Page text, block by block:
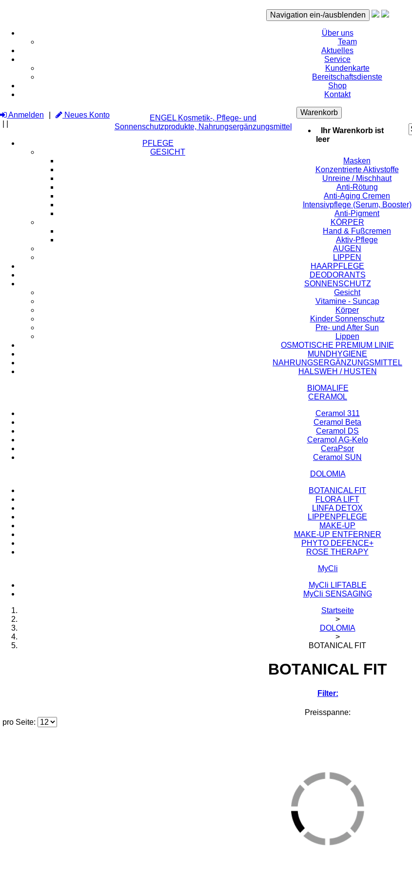
Navigation ein-/ausblenden
Über uns
Team
Aktuelles
Service
Kundenkarte
Bereitschaftsdienste
Shop
Kontakt
Anmelden
Neues Konto
Warenkorb
Ihr Warenkorb ist
leer
ENGEL Kosmetik-, Pflege- und
Sonnenschutzprodukte, Nahrungsergänzungsmittel
PFLEGE
GESICHT
Masken
Konzentrierte Aktivstoffe
Unreine / Mischhaut
Anti-Rötung
Anti-Aging Cremen
Intensivpflege (Serum, Booster)
Anti-Pigment
KÖRPER
Hand & Fußcremen
Aktiv-Pflege
AUGEN
LIPPEN
HAARPFLEGE
DEODORANTS
SONNENSCHUTZ
Gesicht
Vitamine - Suncap
Körper
Kinder Sonnenschutz
Pre- und After Sun
Lippen
OSMOTISCHE PREMIUM LINIE
MUNDHYGIENE
NAHRUNGSERGÄNZUNGSMITTEL
HALSWEH / HUSTEN
BIOMALIFE
CERAMOL
Ceramol 311
Ceramol Beta
Ceramol DS
Ceramol AG-Kelo
CeraPsor
Ceramol SUN
DOLOMIA
BOTANICAL FIT
FLORA LIFT
LINFA DETOX
LIPPENPFLEGE
MAKE-UP
MAKE-UP ENTFERNER
PHYTO DEFENCE+
ROSE THERAPY
MyCli
MyCli LIFTABLE
MyCli SENSAGING
Startseite
>
DOLOMIA
>
BOTANICAL FIT
BOTANICAL FIT
Filter:
Preisspanne:
pro Seite: